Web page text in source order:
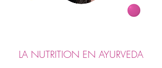
LA NUTRITION EN AYURVEDA